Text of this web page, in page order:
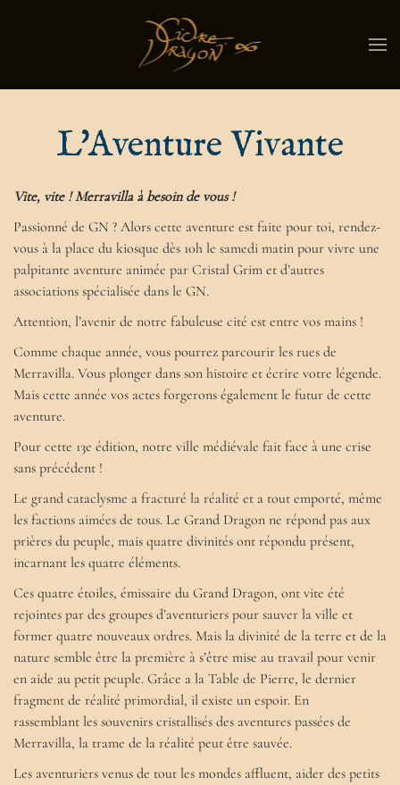
L'Aventure Vivante
Vite, vite ! Merravilla à besoin de vous !
Passionné de GN ? Alors cette aventure est faite pour toi, rendez-
vous à la place du kiosque dès 10h le samedi matin pour vivre une
palpitante aventure animée par Cristal Grim et d’autres
associations spécialisée dans le GN.
Attention, l’avenir de notre fabuleuse cité est entre vos mains !
Comme chaque année, vous pourrez parcourir les rues de
Merravilla. Vous plonger dans son histoire et écrire votre légende.
Mais cette année vos actes forgerons également le futur de cette
aventure.
Pour cette 13e édition, notre ville médiévale fait face à une crise
sans précédent !
Le grand cataclysme a fracturé la réalité et a tout emporté, même
les factions aimées de tous. Le Grand Dragon ne répond pas aux
prières du peuple, mais quatre divinités ont répondu présent,
incarnant les quatre éléments.
Ces quatre étoiles, émissaire du Grand Dragon, ont vite été
rejointes par des groupes d’aventuriers pour sauver la ville et
former quatre nouveaux ordres. Mais la divinité de la terre et de la
nature semble être la première à s’être mise au travail pour venir
en aide au petit peuple. Grâce a la Table de Pierre, le dernier
fragment de réalité primordial, il existe un espoir. En
rassemblant les souvenirs cristallisés des aventures passées de
Merravilla, la trame de la réalité peut être sauvée.
Les aventuriers venus de tout les mondes affluent, aider des petits